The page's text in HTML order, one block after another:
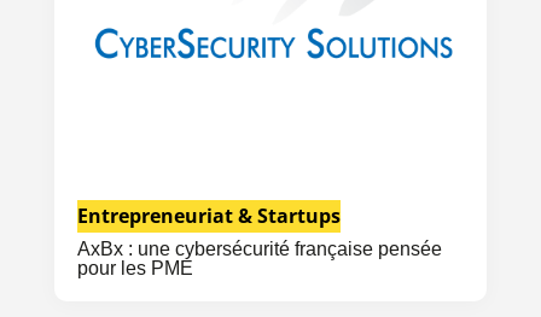
AxBx : une cybersécurité française pensée
pour les PME
Entrepreneuriat & Startups